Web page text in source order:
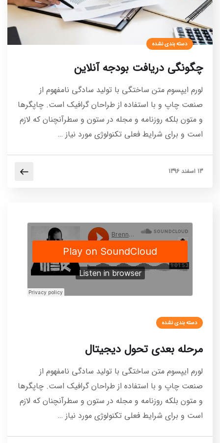
دسته بندی نشده
چگونگی دریافت بودجه آنلاین
لورم ایپسوم متن ساختگی با تولید سادگی نامفهوم از
صنعت چاپ و با استفاده از طراحان گرافیک است. چاپگرها
و متون بلکه روزنامه و مجله در ستون و سطرآنچنان که لازم
است و برای شرایط فعلی تکنولوژی مورد نیاز …
13 اسفند 1396
دسته بندی نشده
مرحله بعدی تحول دیجیتال
لورم ایپسوم متن ساختگی با تولید سادگی نامفهوم از
صنعت چاپ و با استفاده از طراحان گرافیک است. چاپگرها
و متون بلکه روزنامه و مجله در ستون و سطرآنچنان که لازم
است و برای شرایط فعلی تکنولوژی مورد نیاز …